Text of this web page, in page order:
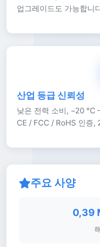
업그레이드도 가능합니
산업 등급 신뢰성
낮은 전력 소비, −20 °C
CE / FCC / RoHS 인증,
주요 사양
0,39